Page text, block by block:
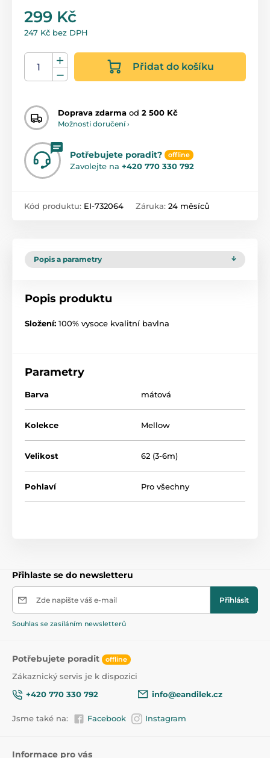
299 Kč
247 Kč bez DPH
Přidat do košíku
Doprava zdarma od 2 500 Kč
Možnosti doručení ›
Potřebujete poradit? offline
Zavolejte na +420 770 330 792
Kód produktu: EI-732064 Záruka: 24 měsíců
Popis a parametry
Popis produktu
Složení: 100% vysoce kvalitní bavlna
Parametry
Barva mátová
Kolekce Mellow
Velikost 62 (3-6m)
Pohlaví Pro všechny
Přihlaste se do newsletteru
Zde napište váš e-mail Přihlásit
Souhlas se zasíláním newsletterů
Potřebujete poradit offline
Zákaznický servis je k dispozici
+420 770 330 792
info@eandilek.cz
Jsme také na: Facebook Instagram
Informace pro vás